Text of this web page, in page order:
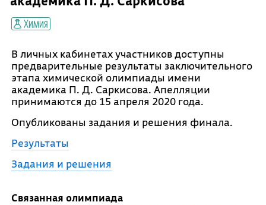
Химия
В личных кабинетах участников доступны
предварительные результаты заключительного
этапа химической олимпиады имени
академика П. Д. Саркисова. Апелляции
принимаются до 15 апреля 2020 года.
Опубликованы задания и решения финала.
Результаты
Задания и решения
Связанная олимпиада